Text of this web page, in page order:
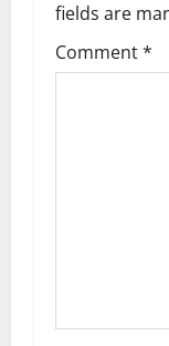
g
a
fields are
Comment*